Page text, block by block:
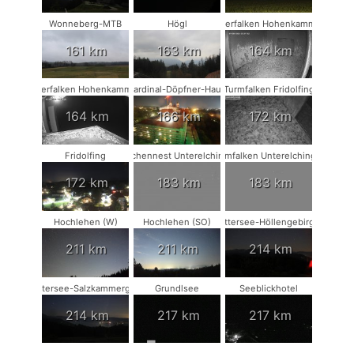
Wonneberg-MTB
161 km
Högl
163 km
Wanderfalken Hohenkammer #1
164 km
Wanderfalken Hohenkammer #2
164 km
Kardinal-Döpfner-Haus
166 km
Turmfalken Fridolfing
172 km
Fridolfing
172 km
Storchennest Unterelchingen
183 km
Turmfalken Unterelchingen
183 km
Hochlehen (W)
211 km
Hochlehen (SO)
211 km
Attersee-Höllengebirge
214 km
Attersee-Salzkammergut
214 km
Grundlsee
217 km
Seeblickhotel
217 km